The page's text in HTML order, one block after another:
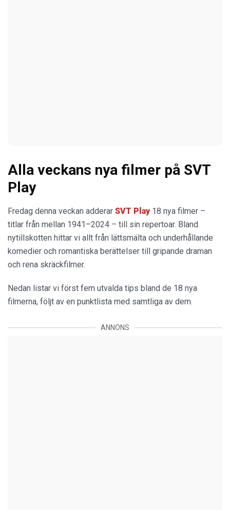
Alla veckans nya filmer på SVT
Play
Fredag denna veckan adderar SVT Play18 nya filmer –
titlar från mellan 1941–2024 – till sin repertoar. Bland
nytillskotten hittar vi allt från lättsmälta och underhållande
komedier och romantiska berättelser till gripande draman
och rena skräckfilmer.
Nedan listar vi först fem utvalda tips bland de 18 nya
filmerna, följt av en punktlista med samtliga av dem.
ANNONS